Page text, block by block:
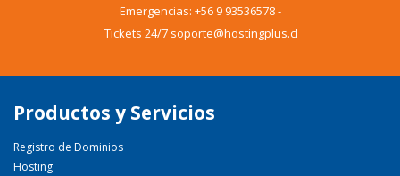
Emergencias: +56 9 93536578-
Tickets 24/7 soporte@hostingplus.cl
Productos y Servicios
Registro de Dominios
Hosting